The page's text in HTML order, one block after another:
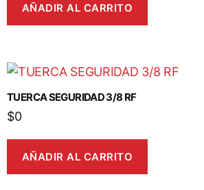
AÑADIR AL CARRITO
TUERCA SEGURIDAD 3/8 RF
$0
AÑADIR AL CARRITO